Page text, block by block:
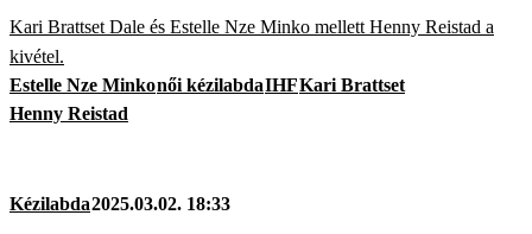
Kari Brattset Dale és Estelle Nze Minko mellett Henny Reistad a
kivétel.
Estelle Nze Minkonői kézilabdaIHFKari Brattset
Henny Reistad
Kézilabda2025.03.02. 18:33